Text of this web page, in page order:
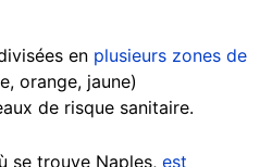
en plusieurs zones de
orange, jaune)
de risque sanitaire.
se trouve Naples, est